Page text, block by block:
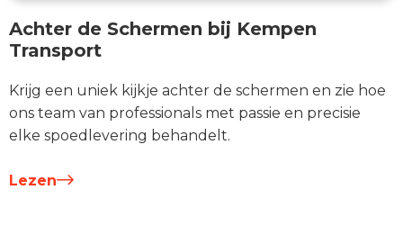
Achter de Schermen bij Kempen
Transport
Krijg een uniek kijkje achter de schermen en zie hoe
ons team van professionals met passie en precisie
elke spoedlevering behandelt.
Lezen